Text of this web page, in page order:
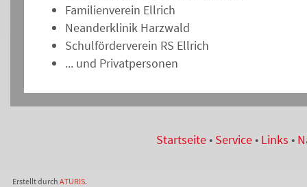
Familienverein Ellrich
Neanderklinik Harzwald
Schulförderverein RS Ellrich
... und Privatpersonen
Startseite• Service• Links •
Erstellt durch ATURIS.